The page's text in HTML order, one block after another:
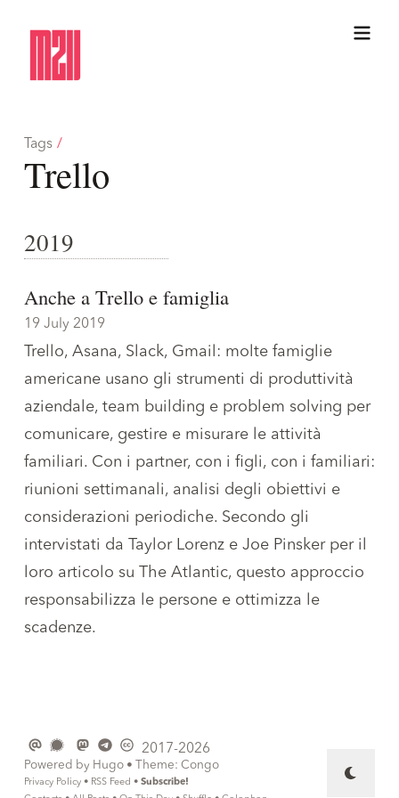
Tags /
Trello
2019
Anche a Trello e famiglia
19 July 2019
Trello, Asana, Slack, Gmail: molte famiglie
americane usano gli strumenti di produttività
aziendale, team building e problem solving per
comunicare, gestire e misurare le attività
familiari. Con i partner, con i figli, con i familiari:
riunioni settimanali, analisi degli obiettivi e
considerazioni periodiche. Secondo gli
intervistati da Taylor Lorenz e Joe Pinsker per il
loro articolo su The Atlantic, questo approccio
responsabilizza le persone e ottimizza le
scadenze.
2017-2026
Powered by Hugo • Theme: Congo
Privacy Policy • RSS Feed • Subscribe!